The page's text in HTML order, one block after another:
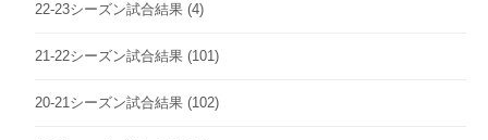
22-23シーズン試合結果 (4)
21-22シーズン試合結果 (101)
20-21シーズン試合結果 (102)